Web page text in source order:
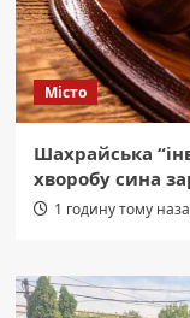
Місто
Шахрайська
хворобу сина
1 годину тому